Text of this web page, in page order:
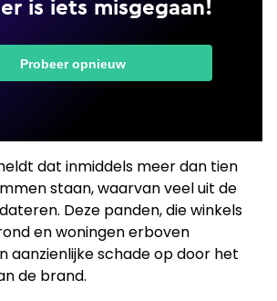
dat inmiddels meer dan tien
staan, waarvan veel uit de
Deze panden, die winkels
en woningen erboven
aanzienlijke schade op door het
de brand.